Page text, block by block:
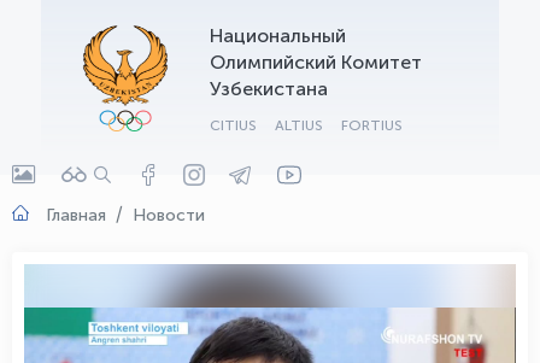
Национальный
Олимпийский Комитет
Узбекистана
CITIUS ALTIUS FORTIUS
Главная Новости
OLYMPCHIK AI - yordamchi
Онлайн · olympic.uz